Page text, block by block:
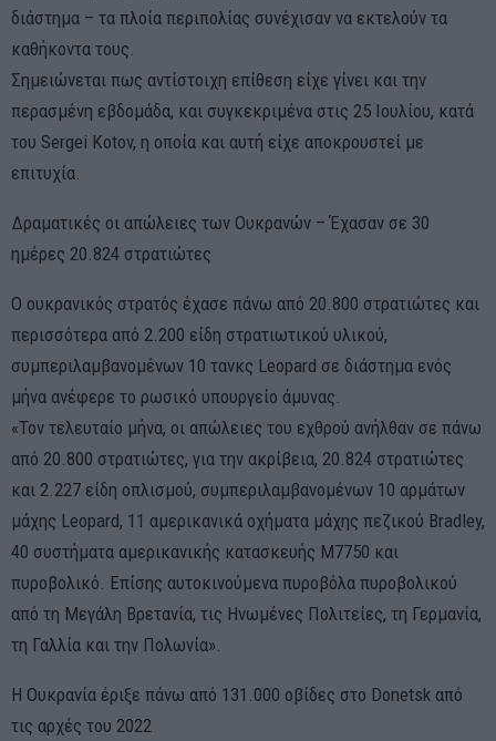
διάστημα – τα πλοία περιπολίας συνέχισαν να εκτελούν τα
καθήκοντα τους.
Σημειώνεται πως αντίστοιχη επίθεση είχε γίνει και την
περασμένη εβδομάδα, και συγκεκριμένα στις 25 Ιουλίου, κατά
του Sergei Kotov, η οποία και αυτή είχε αποκρουστεί με
επιτυχία.
Δραματικές οι απώλειες των Ουκρανών – Έχασαν σε 30
ημέρες 20.824 στρατιώτες
Ο ουκρανικός στρατός έχασε πάνω από 20.800 στρατιώτες και
περισσότερα από 2.200 είδη στρατιωτικού υλικού,
συμπεριλαμβανομένων 10 τανκς Leopard σε διάστημα ενός
μήνα ανέφερε το ρωσικό υπουργείο άμυνας.
«Τον τελευταίο μήνα, οι απώλειες του εχθρού ανήλθαν σε πάνω
από 20.800 στρατιώτες, για την ακρίβεια, 20.824 στρατιώτες
και 2.227 είδη οπλισμού, συμπεριλαμβανομένων 10 αρμάτων
μάχης Leopard, 11 αμερικανικά οχήματα μάχης πεζικού Bradley,
40 συστήματα αμερικανικής κατασκευής M7750 και
πυροβολικό. Επίσης αυτοκινούμενα πυροβόλα πυροβολικού
από τη Μεγάλη Βρετανία, τις Ηνωμένες Πολιτείες, τη Γερμανία,
τη Γαλλία και την Πολωνία».
Η Ουκρανία έριξε πάνω από 131.000 οβίδες στο Donetsk από
τις αρχές του 2022